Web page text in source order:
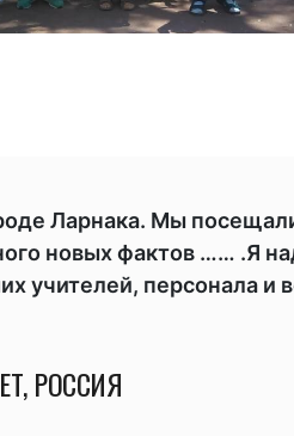
Ларнака. Мы
новых фактов …… .Я
учителей, персонала и
РОССИЯ